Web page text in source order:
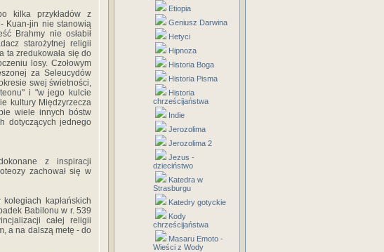
kilka przykładów z
Kuan-jin nie stanowią
Brahmy nie osłabił
starożytnej religii
ta zredukowała się do
losy. Czołowym
za Seleucydów
swej świetności,
i "w jego kulcie
kultury Międzyrzecza
wiele innych bóstw
dotyczących jednego
z inspiracji
zachował się w
kapłańskich
Babilonu w r. 539
całej religii
a na dalszą metę - do
Etiopia
Geniusz Darwina
Hetyci
Hipnoza
Historia Boga
Historia Pisma
Historia
chrześcijaństwa
Indie
Jerozolima
Jerozolima 2
Jezus -
dzieciństwo
Katedra w
Strasburgu
Katedry gotyckie
Kody
chrześcijaństwa
Masaru Emoto -
Wieści z Wody